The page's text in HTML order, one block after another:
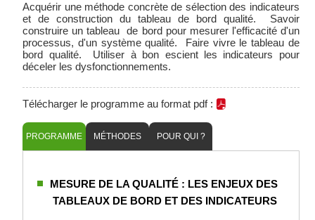
Acquérir une méthode concrète de sélection des indicateurs
et de construction du tableau de bord qualité. Savoir
construire un tableau de bord pour mesurer l'efficacité d'un
processus, d'un système qualité. Faire vivre le tableau de
bord qualité. Utiliser à bon escient les indicateurs pour
déceler les dysfonctionnements.
Télécharger le programme au format pdf :
PROGRAMME MÉTHODES POUR QUI ?
MESURE DE LA QUALITÉ : LES ENJEUX DES
TABLEAUX DE BORD ET DES INDICATEURS